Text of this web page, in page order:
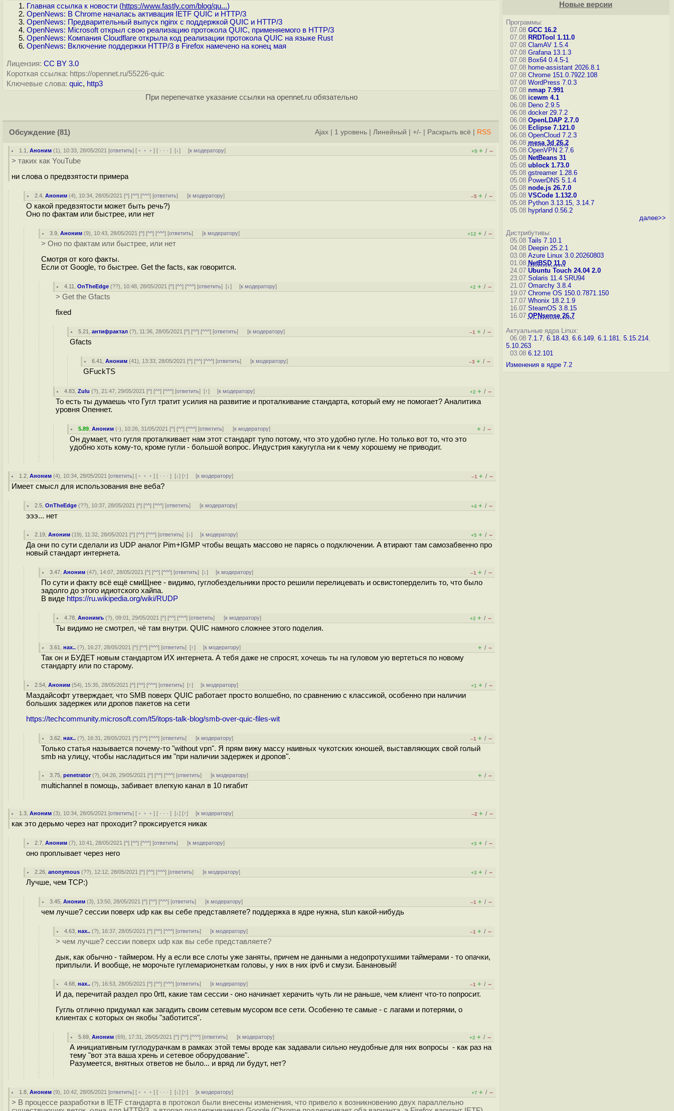
Главная ссылка к новости (https://www.fastly.com/blog/qu...)
OpenNews: В Chrome началась активация IETF QUIC и HTTP/3
OpenNews: Предварительный выпуск nginx с поддержкой QUIC и HTTP/3
OpenNews: Microsoft открыл свою реализацию протокола QUIC, применяемого в HTTP/3
OpenNews: Компания Cloudflare открыла код реализации протокола QUIC на языке Rust
OpenNews: Включение поддержки HTTP/3 в Firefox намечено на конец мая
Лицензия: CC BY 3.0
Короткая ссылка: https://opennet.ru/55226-quic
Ключевые слова: quic, http3
При перепечатке указание ссылки на opennet.ru обязательно
Обсуждение (81) Ajax 1 уровень Линейный +/- Раскрыть всё RSS
1.1 ,Аноним (1), 10:33, 28/05/2021 [ответить] [ ﹢﹢﹢] [ · · ·][↓] [к модератору] +9 + / –
> таких как YouTube
ни слова о предвзятости примера
2.4 ,Аноним (4), 10:34, 28/05/2021 [^] [^^] [^^^] [ответить] [к модератору] –5 + / –
О какой предвзятости может быть речь?)
Оно по фактам или быстрее, или нет
3.9 ,Аноним (9), 10:43, 28/05/2021 [^] [^^] [^^^] [ответить] [к модератору] +12 + / –
> Оно по фактам или быстрее, или нет
Смотря от кого факты.
Если от Google, то быстрее. Get the facts, как говорится.
4.11 ,OnTheEdge (??), 10:48, 28/05/2021 [^] [^^] [^^^] [ответить][↓] [к модератору] +2 + / –
> Get the Gfacts
fixed
5.21 ,антифрактал (?), 11:36, 28/05/2021 [^] [^^] [^^^] [ответить] [к модератору] –1 + / –
Gfacts
6.41 ,Аноним (41), 13:33, 28/05/2021 [^] [^^] [^^^] [ответить] [к модератору] –3 + / –
GFuckTS
4.83 ,Zulu (?), 21:47, 29/05/2021 [^] [^^] [^^^] [ответить][↑] [к модератору] +2 + / –
То есть ты думаешь что Гугл тратит усилия на развитие и проталкивание стандарта, который ему не помогает? Аналитика
уровня Опеннет.
5.89 ,Аноним (-), 10:26, 31/05/2021 [^] [^^] [^^^] [ответить] [к модератору] + / –
Он думает, что гугля проталкивает нам этот стандарт тупо потому, что это удобно гугле. Но только вот то, что это
удобно хоть кому-то, кроме гугли - большой вопрос. Индустрия какугугла ни к чему хорошему не приводит.
1.2 ,Аноним (4), 10:34, 28/05/2021 [ответить] [ ﹢﹢﹢] [ · · ·][↓] [↑] [к модератору] –1 + / –
Имеет смысл для использования вне веба?
2.5 ,OnTheEdge (??), 10:37, 28/05/2021 [^] [^^] [^^^] [ответить] [к модератору] +4 + / –
эээ... нет
2.19 ,Аноним (19), 11:32, 28/05/2021 [^] [^^] [^^^] [ответить][↓] [к модератору] +5 + / –
Да они по сути сделали из UDP аналог Pim+IGMP чтобы вещать массово не парясь о подключении. А втирают там самозабвенно про
новый стандарт интернета.
3.47 ,Аноним (47), 14:07, 28/05/2021 [^] [^^] [^^^] [ответить][↓] [к модератору] –1 + / –
По сути и факту всё ещё смиЩнее - видимо, гуглобездельники просто решили перелицевать и освистоперделить то, что было
задолго до этого идиотского хайпа.
В виде https://ru.wikipedia.org/wiki/RUDP
4.78 ,Анонимъ (?), 09:01, 29/05/2021 [^] [^^] [^^^] [ответить] [к модератору] +2 + / –
Ты видимо не смотрел, чё там внутри. QUIC намного сложнее этого поделия.
3.61 ,нах.. (?), 16:27, 28/05/2021 [^] [^^] [^^^] [ответить][↑] [к модератору] + / –
Так он и БУДЕТ новым стандартом ИХ интернета. А тебя даже не спросят, хочешь ты на гуловом ую вертеться по новому
стандарту или по старому.
2.54 ,Аноним (54), 15:35, 28/05/2021 [^] [^^] [^^^] [ответить][↑] [к модератору] +1 + / –
Маздайсофт утверждает, что SMB поверх QUIC работает просто волшебно, по сравнению с классикой, особенно при наличии
больших задержек или дропов пакетов на сети
https://techcommunity.microsoft.com/t5/itops-talk-blog/smb-over-quic-files-wit
3.62 ,нах.. (?), 16:31, 28/05/2021 [^] [^^] [^^^] [ответить] [к модератору] –1 + / –
Только статья называется почему-то "without vpn". Я прям вижу массу наивных чукотских юношей, выставляющих свой голый
smb на улицу, чтобы насладиться им "при наличии задержек и дропов".
3.75 ,penetrator(?), 04:26, 29/05/2021 [^] [^^] [^^^] [ответить] [к модератору] + / –
multichannel в помощь, забивает влегкую канал в 10 гигабит
1.3 ,Аноним (3), 10:34, 28/05/2021 [ответить] [ ﹢﹢﹢] [ · · ·][↓] [↑] [к модератору] –2 + / –
как это дерьмо через нат проходит? проксируется никак
2.7 ,Аноним (7), 10:41, 28/05/2021 [^] [^^] [^^^] [ответить] [к модератору] +3 + / –
оно проплывает через него
2.26 ,anonymous (??), 12:12, 28/05/2021 [^] [^^] [^^^] [ответить] [к модератору] +3 + / –
Лучше, чем TCP:)
3.45 ,Аноним (3), 13:50, 28/05/2021 [^] [^^] [^^^] [ответить] [к модератору] –1 + / –
чем лучше? сессии поверх udp как вы себе представляете? поддержка в ядре нужна, stun какой-нибудь
4.63 ,нах.. (?), 16:37, 28/05/2021 [^] [^^] [^^^] [ответить] [к модератору] –1 + / –
> чем лучше? сессии поверх udp как вы себе представляете?
дык, как обычно - таймером. Ну а если все слоты уже заняты, причем не данными а недопротухшими таймерами - то опачки,
приплыли. И вообще, не морочьте гуглемарионеткам головы, у них в них ipv6 и смузи. Банановый!
4.68 ,нах.. (?), 16:53, 28/05/2021 [^] [^^] [^^^] [ответить] [к модератору] –1 + / –
И да, перечитай раздел про 0rtt, какие там сессии - оно начинает херачить чуть ли не раньше, чем клиент что-то попросит.
Гугль отлично придумал как загадить своим сетевым мусором все сети. Особенно те самые - с лагами и потерями, о
клиентах с которых он якобы "заботится".
5.69 ,Аноним (69), 17:31, 28/05/2021 [^] [^^] [^^^] [ответить] [к модератору] +2 + / –
А инициативным гуглодурачкам в рамках этой темы вроде как задавали сильно неудобные для них вопросы - как раз на
тему "вот эта ваша хрень и сетевое оборудование".
Разумеется, внятных ответов не было... и вряд ли будут, нет?
1.8 ,Аноним (9), 10:42, 28/05/2021 [ответить] [ ﹢﹢﹢] [ · · ·][↓] [↑] [к модератору] +7 + / –
> В процессе разработки в IETF стандарта в протокол были внесены изменения, что привело к возникновению двух параллельно
Новые версии
Программы:
07.08 GCC 16.2
07.08 RRDTool 1.11.0
07.08 ClamAV 1.5.4
07.08 Grafana 13.1.3
07.08 Box64 0.4.5-1
07.08 home-assistant 2026.8.1
07.08 Chrome 151.0.7922.108
07.08 WordPress 7.0.3
07.08 nmap 7.991
06.08 icewm 4.1
06.08 Deno 2.9.5
06.08 docker 29.7.2
06.08 OpenLDAP 2.7.0
06.08 Eclipse 7.121.0
06.08 OpenCloud 7.2.3
06.08 mesa 3d 26.2
05.08 OpenVPN 2.7.6
05.08 NetBeans 31
05.08 ublock 1.73.0
05.08 gstreamer 1.28.6
05.08 PowerDNS 5.1.4
05.08 node.js 26.7.0
05.08 VSCode 1.132.0
05.08 Python 3.13.15, 3.14.7
05.08 hyprland 0.56.2
далее>>
Дистрибутивы:
05.08 Tails 7.10.1
04.08 Deepin 25.2.1
03.08 Azure Linux 3.0.20260803
01.08 NetBSD 11.0
24.07 Ubuntu Touch 24.04 2.0
23.07 Solaris 11.4 SRU94
21.07 Omarchy 3.8.4
19.07 Chrome OS 150.0.7871.150
17.07 Whonix 18.2.1.9
16.07 SteamOS 3.8.15
16.07 OPNsense 26.7
Актуальные ядра Linux:
06.08 7.1.7, 6.18.43, 6.6.149, 6.1.181, 5.15.214,
5.10.263
03.08 6.12.101
Изменения в ядре 7.2